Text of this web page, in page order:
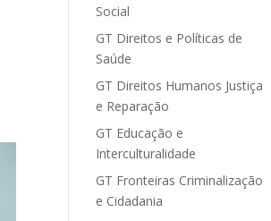
Social
GT Direitos e Políticas de
Saúde
GT Direitos Humanos Justiça
e Reparação
GT Educação e
Interculturalidade
GT Fronteiras Criminalização
e Cidadania